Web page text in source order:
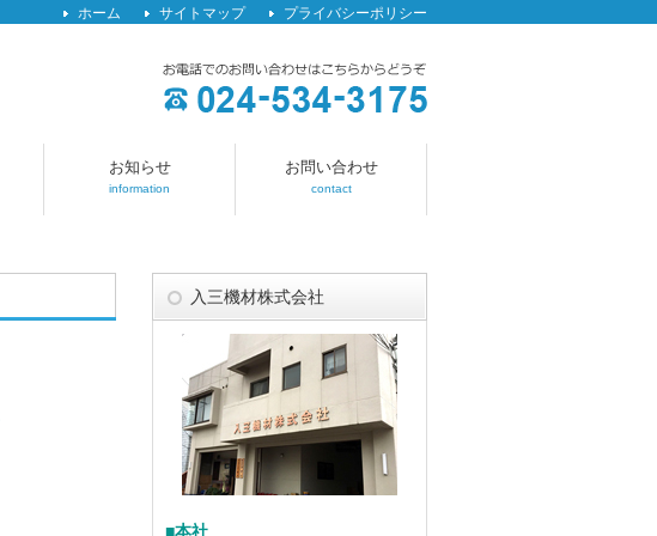
ホーム サイトマップ プライバシーポリシー
お知らせ
information
お問い合わせ
contact
入三機材株式会社
■本社